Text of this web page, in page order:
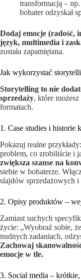
transformacją –
bohater odzyskał
Dodaj emocje (radość,
język, multimedia i
została zapamiętana.
Jak wykorzystać
Storytelling to nie
sprzedaży, które
formatach.
1. Case studies i historie
Pokazuj realne
problem, co zrobiliście i
zwiększa szanse na
siebie w bohaterze.
slajdów sprzedażowych i
2. Opisy produktów –
Zamiast suchych
życie: „Wyobraź sobie,
nudnych zadaniach,
Zachowaj
emocje w tle.
3. Social media –